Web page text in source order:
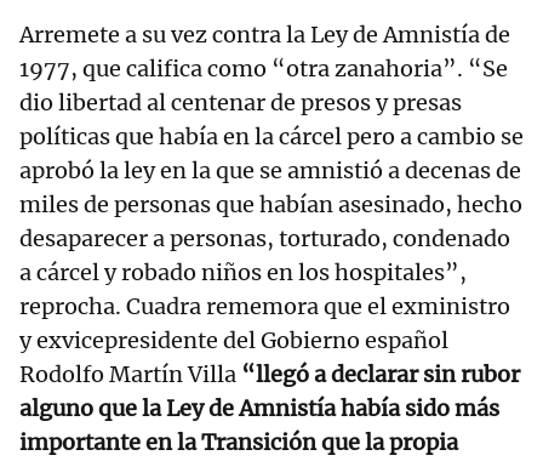
Arremete a su vez contra la Ley de Amnistía de
1977, que califica como “otra zanahoria”. “Se
dio libertad al centenar de presos y presas
políticas que había en la cárcel pero a cambio se
aprobó la ley en la que se amnistió a decenas de
miles de personas que habían asesinado, hecho
desaparecer a personas, torturado, condenado
a cárcel y robado niños en los hospitales”,
reprocha. Cuadra rememora que el exministro
y exvicepresidente del Gobierno español
Rodolfo Martín Villa “llegó a declarar sin rubor
alguno que la Ley de Amnistía había sido más
importante en la Transición que la propia